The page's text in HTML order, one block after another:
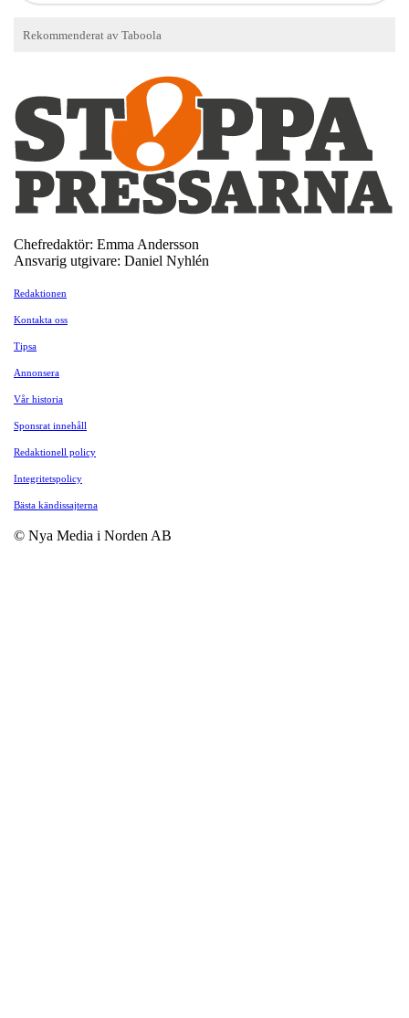
Chefredaktör: Emma Andersson
Ansvarig utgivare: Daniel Nyhlén
Redaktionen
Kontakta oss
Tipsa
Annonsera
Vår historia
Sponsrat innehåll
Redaktionell policy
Integritetspolicy
Bästa kändissajterna
© Nya Media i Norden AB